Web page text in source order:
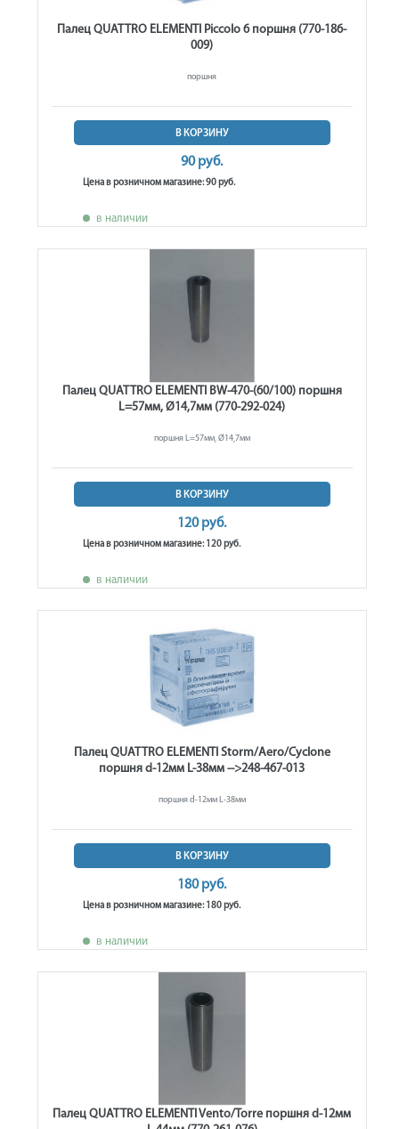
Палец QUATTRO ELEMENTI Piccolo 6 поршня (770-186-
009)
поршня
В КОРЗИНУ
90 руб.
Цена в розничном магазине: 90 руб.
в наличии
Палец QUATTRO ELEMENTI BW-470-(60/100) поршня
L=57мм, Ø14,7мм (770-292-024)
поршня L=57мм, Ø14,7мм
В КОРЗИНУ
120 руб.
Цена в розничном магазине: 120 руб.
в наличии
Палец QUATTRO ELEMENTI Storm/Aero/Cyclone
поршня d-12мм L-38мм -->248-467-013
поршня d-12мм L-38мм
В КОРЗИНУ
180 руб.
Цена в розничном магазине: 180 руб.
в наличии
Палец QUATTRO ELEMENTI Vento/Torre поршня d-12мм